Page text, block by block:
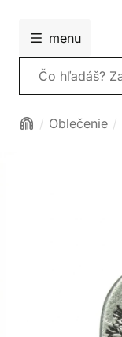
menu
Vyhľadávanie
Oblečenie